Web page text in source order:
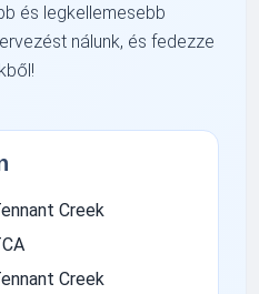
és legkellemesebb
nálunk, és fedezze
Creek
Creek